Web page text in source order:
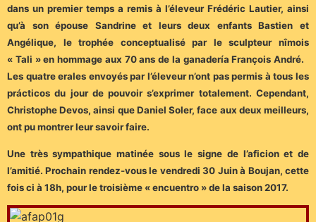
dans un premier temps a remis à l’éleveur Frédéric Lautier, ainsi
qu’à son épouse Sandrine et leurs deux enfants Bastien et
Angélique, le trophée conceptualisé par le sculpteur nîmois
« Tali » en hommage aux 70 ans de la ganadería François André.
Les quatre erales envoyés par l’éleveur n’ont pas permis à tous les
prácticos du jour de pouvoir s’exprimer totalement. Cependant,
Christophe Devos, ainsi que Daniel Soler, face aux deux meilleurs,
ont pu montrer leur savoir faire.
Une très sympathique matinée sous le signe de l’aficion et de
l’amitié. Prochain rendez-vous le vendredi 30 Juin à Boujan, cette
fois ci à 18h, pour le troisième « encuentro » de la saison 2017.